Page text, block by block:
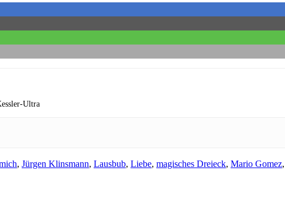
Ultra
, Jürgen Klinsmann, Lausbub, Liebe, magisches Dreieck, Mario Gomez,